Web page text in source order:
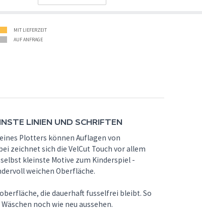
MIT LIEFERZEIT
AUF ANFRAGE
LINIEN UND SCHRIFTEN
Plotters können Auflagen von
zeichnet sich die VelCut Touch vor allem
kleinste Motive zum Kinderspiel -
weichen Oberfläche.
die dauerhaft fusselfrei bleibt. So
noch wie neu aussehen.